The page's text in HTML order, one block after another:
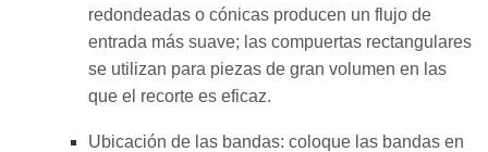
redondeadas o cónicas producen un flujo de
entrada más suave; las compuertas rectangulares
se utilizan para piezas de gran volumen en las
que el recorte es eficaz.
Ubicación de las bandas: coloque las bandas en